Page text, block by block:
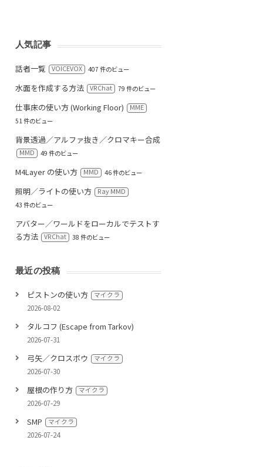
人気記事
話者一覧 VOICEVOX 407 件のビュー
水面を作成する方法 VRChat 79 件のビュー
仕事床の使い方 (Working Floor)
MME
51 件のビュー
背景透過／アルファ抜き／クロマキー合成
MMD 49 件のビュー
M4Layer の使い方 MMD 46 件のビュー
照明／ライトの使い方
Ray MMD
43 件のビュー
アバター／ワールドをローカルでテストす
る方法
VRChat 38 件のビュー
最近の投稿
ピストンの使い方 マイクラ
2026-08-02
タルコフ (Escape from Tarkov)
2026-07-31
弓矢／クロスボウ マイクラ
2026-07-30
屋根の作り方 マイクラ
2026-07-29
SMP マイクラ
2026-07-24